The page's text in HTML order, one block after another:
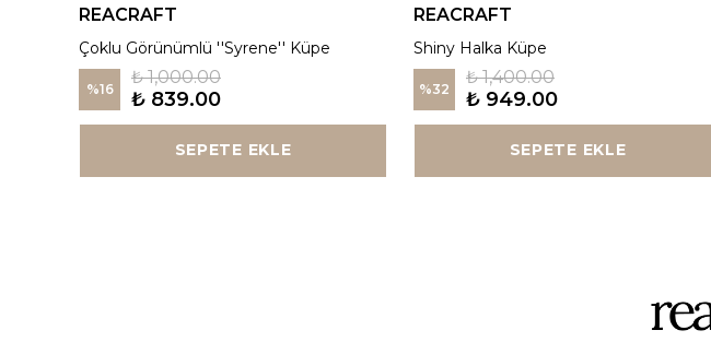
REACRAFT
Çoklu Görünümlü ''Syrene'' Küpe
%16
₺ 1,000.00
₺ 839.00
SEPETE EKLE
REACRAFT
Shiny Halka Küpe
%32
₺ 1,400.00
₺ 949.00
SEPETE EKLE